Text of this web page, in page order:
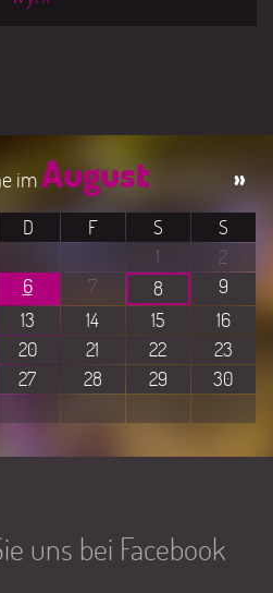
August »
D F S
S
1
2
6 7 8
9
13 14 15
16
20 21 22
23
27 28 29
30
uns bei Facebook